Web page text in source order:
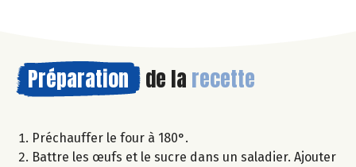
Préparation de la recette
Préchauffer le four à 180°.
Battre les œufs et le sucre dans un saladier. Ajouter